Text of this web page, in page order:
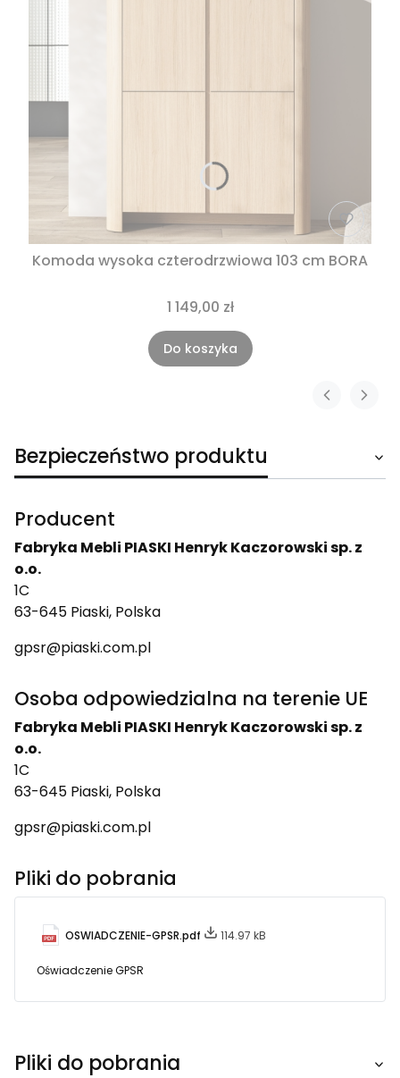
Komoda wysoka czterodrzwiowa 103 cm BORA
1 149,00 zł
Do koszyka
Bezpieczeństwo produktu
Producent
Fabryka Mebli PIASKI Henryk Kaczorowski sp. z
o.o.
1C
63-645 Piaski, Polska
gpsr@piaski.com.pl
Osoba odpowiedzialna na terenie UE
Fabryka Mebli PIASKI Henryk Kaczorowski sp. z
o.o.
1C
63-645 Piaski, Polska
gpsr@piaski.com.pl
Pliki do pobrania
OSWIADCZENIE-GPSR.pdf 114.97 kB
Oświadczenie GPSR
Pliki do pobrania